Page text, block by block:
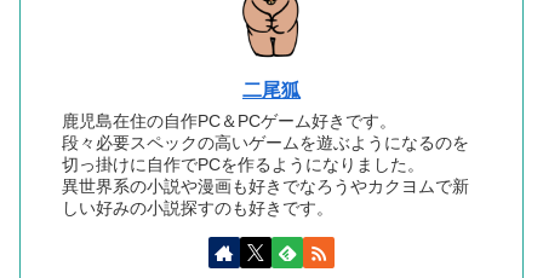
二尾狐
鹿児島在住の自作PC＆PCゲーム好きです。
段々必要スペックの高いゲームを遊ぶようになるのを
切っ掛けに自作でPCを作るようになりました。
異世界系の小説や漫画も好きでなろうやカクヨムで新
しい好みの小説探すのも好きです。